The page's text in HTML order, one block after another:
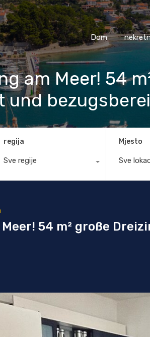
Dom
Dom
am Meer! 54
und
regija
Sve regije
Mjesto
Sve
54 m² große